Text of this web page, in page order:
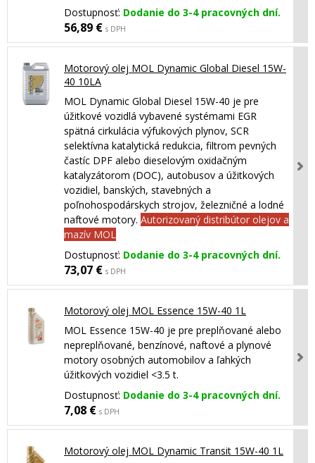
Dostupnosť: Dodanie do 3-4 pracovných dní.
56,89 € s DPH
Motorový olej MOL Dynamic Global Diesel 15W-
40 10LA
MOL Dynamic Global Diesel 15W-40 je pre
úžitkové vozidlá vybavené systémami EGR
spätná cirkulácia výfukových plynov, SCR
selektívna katalytická redukcia, filtrom pevných
častíc DPF alebo dieselovým oxidačným
katalyzátorom (DOC), autobusov a úžitkových
vozidiel, banských, stavebných a
poľnohospodárskych strojov, železničné a lodné
naftové motory. Autorizovaný distribútor olejov a
mazív MOL
Dostupnosť: Dodanie do 3-4 pracovných dní.
73,07 € s DPH
Motorový olej MOL Essence 15W-40 1L
MOL Essence 15W-40 je pre preplňované alebo
nepreplňované, benzínové, naftové a plynové
motory osobných automobilov a ľahkých
úžitkových vozidiel <3.5 t.
Dostupnosť: Dodanie do 3-4 pracovných dní.
7,08 € s DPH
Motorový olej MOL Dynamic Transit 15W-40 1L